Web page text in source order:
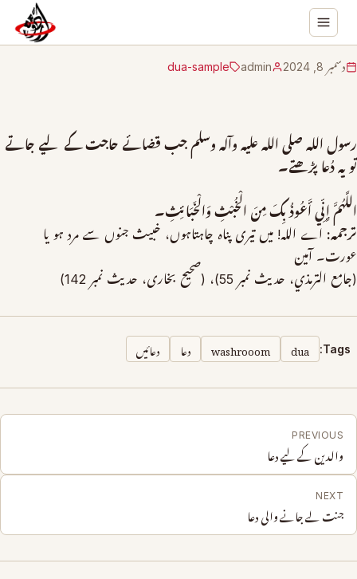
دسمبر 8, 2024 admin
dua-sample
رسول الله صلی الله علیہ وآلہ وسلم جب قضائے حاجت کے لیے جاتے
تو یہ دُعا پڑھتے۔
اللَّهُمَّ إِنِّي أَعُوذُ بِكَ مِنَ الْخُبْثِ وَالْخَبَائِثِ۔
ترجمہ: اے الله! میں تیری پناہ چاہتاہوں، خبیث جنوں سے مرد ہو یا
عورت۔ آمین
(جامع الترمذي، حدیث نمبر 55)، (صحیح بخاری، حدیث نمبر 142)
Tags:
dua
washrooom دعا دعائیں
PREVIOUS
والدین کے لیے دعا
NEXT
جنت لے جانے والی دعا